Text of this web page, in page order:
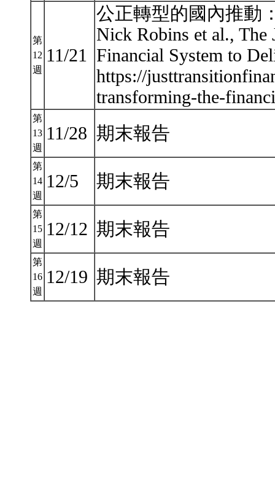
第
12
週
11/21
公正轉型的國內推動
Nick Robins et al., The
Financial System to
https://
transforming-the-
第
13
週
11/28 期末報告
第
14
週
12/5 期末報告
第
15
週
12/12 期末報告
第
16
週
12/19 期末報告